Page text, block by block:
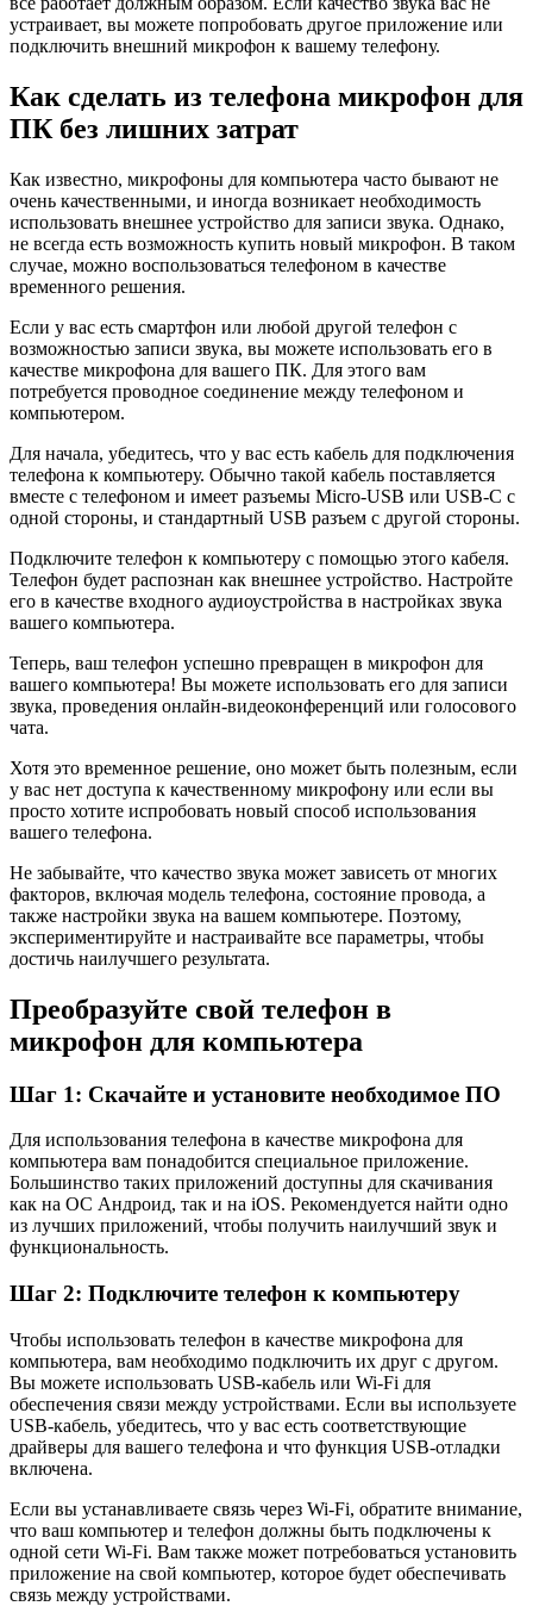
устраивает, вы можете попробовать другое приложение или
подключить внешний микрофон к вашему телефону.
Как сделать из телефона микрофон для
ПК без лишних затрат
Как известно, микрофоны для компьютера часто бывают не
очень качественными, и иногда возникает необходимость
использовать внешнее устройство для записи звука. Однако,
не всегда есть возможность купить новый микрофон. В таком
случае, можно воспользоваться телефоном в качестве
временного решения.
Если у вас есть смартфон или любой другой телефон с
возможностью записи звука, вы можете использовать его в
качестве микрофона для вашего ПК. Для этого вам
потребуется проводное соединение между телефоном и
компьютером.
Для начала, убедитесь, что у вас есть кабель для подключения
телефона к компьютеру. Обычно такой кабель поставляется
вместе с телефоном и имеет разъемы Micro-USB или USB-C с
одной стороны, и стандартный USB разъем с другой стороны.
Подключите телефон к компьютеру с помощью этого кабеля.
Телефон будет распознан как внешнее устройство. Настройте
его в качестве входного аудиоустройства в настройках звука
вашего компьютера.
Теперь, ваш телефон успешно превращен в микрофон для
вашего компьютера! Вы можете использовать его для записи
звука, проведения онлайн-видеоконференций или голосового
чата.
Хотя это временное решение, оно может быть полезным, если
у вас нет доступа к качественному микрофону или если вы
просто хотите испробовать новый способ использования
вашего телефона.
Не забывайте, что качество звука может зависеть от многих
факторов, включая модель телефона, состояние провода, а
также настройки звука на вашем компьютере. Поэтому,
экспериментируйте и настраивайте все параметры, чтобы
достичь наилучшего результата.
Преобразуйте свой телефон в
микрофон для компьютера
Шаг 1: Скачайте и установите необходимое ПО
Для использования телефона в качестве микрофона для
компьютера вам понадобится специальное приложение.
Большинство таких приложений доступны для скачивания
как на ОС Андроид, так и на iOS. Рекомендуется найти одно
из лучших приложений, чтобы получить наилучший звук и
функциональность.
Шаг 2: Подключите телефон к компьютеру
Чтобы использовать телефон в качестве микрофона для
компьютера, вам необходимо подключить их друг с другом.
Вы можете использовать USB-кабель или Wi-Fi для
обеспечения связи между устройствами. Если вы используете
USB-кабель, убедитесь, что у вас есть соответствующие
драйверы для вашего телефона и что функция USB-отладки
включена.
Если вы устанавливаете связь через Wi-Fi, обратите внимание,
что ваш компьютер и телефон должны быть подключены к
одной сети Wi-Fi. Вам также может потребоваться установить
приложение на свой компьютер, которое будет обеспечивать
связь между устройствами.